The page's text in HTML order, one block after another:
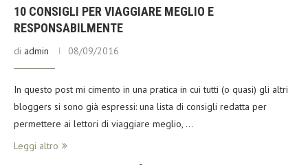
10 CONSIGLI PER VIAGGIARE MEGLIO E
RESPONSABILMENTE
di admin 08/09/2016
In questo post mi cimento in una pratica in cui tutti (o quasi) gli altri
bloggers si sono già espressi: una lista di consigli redatta per
permettere ai lettori di viaggiare meglio, …
Leggi altro